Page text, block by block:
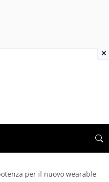
per il nuovo wearable
×